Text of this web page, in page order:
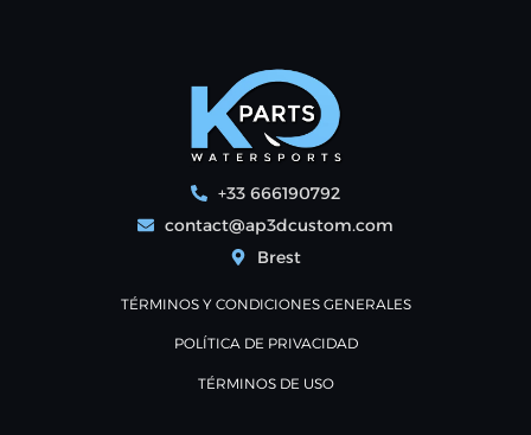
+33 666190792
contact@ap3dcustom.com
Brest
TÉRMINOS Y CONDICIONES GENERALES
POLÍTICA DE PRIVACIDAD
TÉRMINOS DE USO